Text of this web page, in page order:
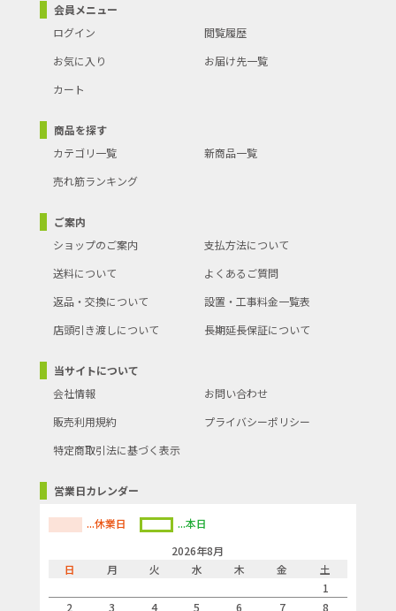
会員メニュー
ログイン
閲覧履歴
お気に入り
お届け先一覧
カート
商品を探す
カテゴリ一覧
新商品一覧
売れ筋ランキング
ご案内
ショップのご案内
支払方法について
送料について
よくあるご質問
返品・交換について
設置・工事料金一覧表
店頭引き渡しについて
長期延長保証について
当サイトについて
会社情報
お問い合わせ
販売利用規約
プライバシーポリシー
特定商取引法に基づく表示
営業日カレンダー
...休業日
...本日
2026年8月
日
月 火 水 木 金
土
1
2
3 4 5 6 7 8